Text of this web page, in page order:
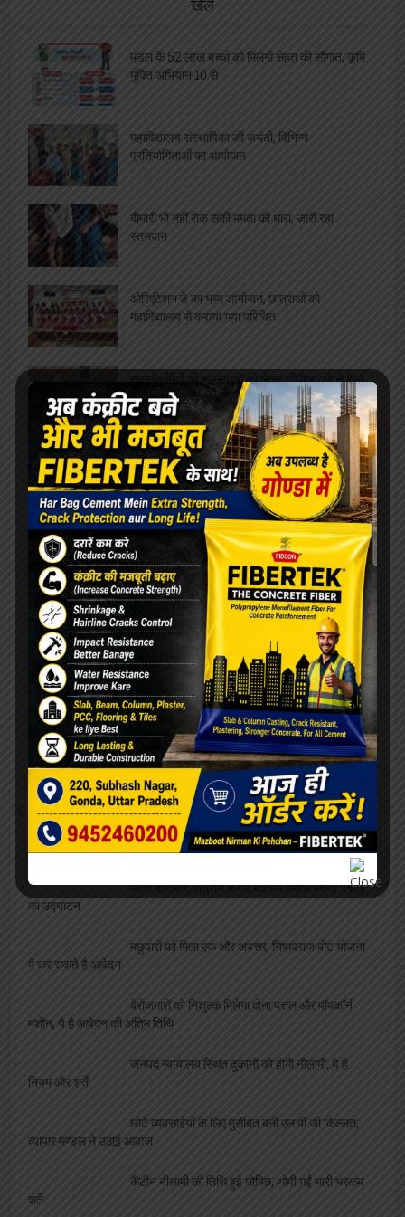
खेल
मंडल के 52 लाख बच्चों को मिलेगी सेहत की सौगात, कृमि
मुक्ति अभियान 10 से
महाविद्यालय संस्थापिका की जयंती, विभिन्न
प्रतियोगिताओं का आयोजन
बीमारी भी नहीं रोक सकी ममता की धारा, जारी रहा
स्तनपान
ओरिएंटेशन डे का भब्य आयोजन, छात्राओं को
महाविद्यालय से कराया गया परिचित
सफाईकर्मियों की समस्याओं को लेकर डीपीआरओ से मिले
जिलाध्यक्ष, निराकरण का मिला आश्वासन
रेलवे बोर्ड अध्यक्ष को मिला कार्यकाल विस्तार, परामर्श
दात्री समिति सदस्य पंकज श्रीवास्तव ने दी शुभकामनायें
विश्वनाथ मंदिर पर दलालों का कब्ज़ा, VIP दर्शन के नाम
पर महिला से वसूले 4000, वीडियो वायरल
एलबीएस के सभी संकायों में हुआ ” दीक्षारम्भ” का भव्य
कार्यक्रम
शतरंज प्रतियोगिता आयोजित, विजेता भाग लेंगे प्रदेश
स्तरीय प्रतियोगिता में
सफाईकर्मी के दो पुत्र एक साथ बने पुलिसकर्मी,
जिलाध्यक्ष ने दी बधाई
व्यवसाय
फीता काटकर छात्रायें करेंगी बदनाम समोसे बेवफा पकोड़े
का उद्घाटन
मछुवारों को मिला एक और अवसर, निषादराज बोट योजना
में कर सकते है आवेदन
बेरोजगारों को निशुल्क मिलेगा दोना पत्तल और पॉपकॉर्न
मशीन, ये है आवेदन की अंतिम तिथि
जनपद न्यायालय स्थित दुकानों की होगी नीलामी, ये है
नियम और शर्ते
छोटे व्यवसाईयों के लिए मुसीबत बनी एल पी जी किल्लत,
व्यापार मण्डल ने उठाई आवाज
कैंटीन नीलामी की तिथि हुई घोषित, थोपी गईं भारी भरकम
शर्ते